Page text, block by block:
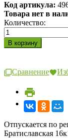
Код артикула:
Товара нет в
Количество:
Сравнение
Отпускается по
Братиславская